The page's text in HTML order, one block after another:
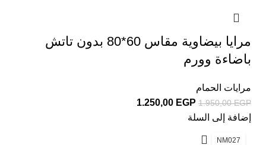
NM027
مرايا بيضاوية مقاس 60*80 بدون تاتش
باضاءة وورم
مرايات الحمام
1.950,00EGP
1.250,00 EGP
إضافة إلى السلة